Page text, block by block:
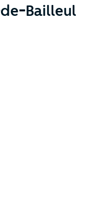
Bailleul